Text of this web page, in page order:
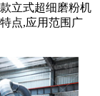
立式超细磨粉机
点,应用范围广